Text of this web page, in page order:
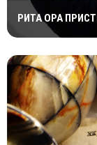
РИТА ОРА